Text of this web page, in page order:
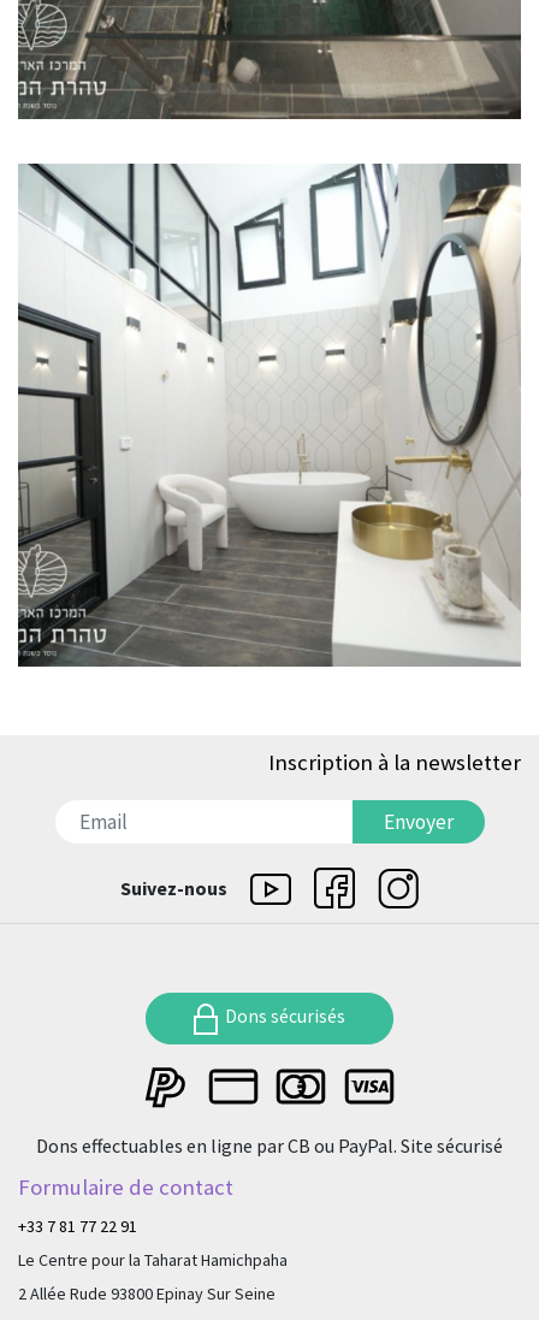
Inscription à la newsletter
Envoyer
Suivez-nous
Formulaire de contact
+33 7 81 77 22 91
Le Centre pour la Taharat Hamichpaha
2 Allée Rude 93800 Epinay Sur Seine
Dons sécurisés
Dons effectuables en ligne par CB ou PayPal. Site sécurisé